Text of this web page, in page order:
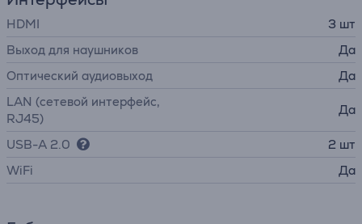
HDMI
3 шт
Выход для наушников
Да
Оптический аудиовыход
Да
LAN (сетевой интерфейс,
RJ45)
Да
USB-A 2.0
2 шт
WiFi
Да